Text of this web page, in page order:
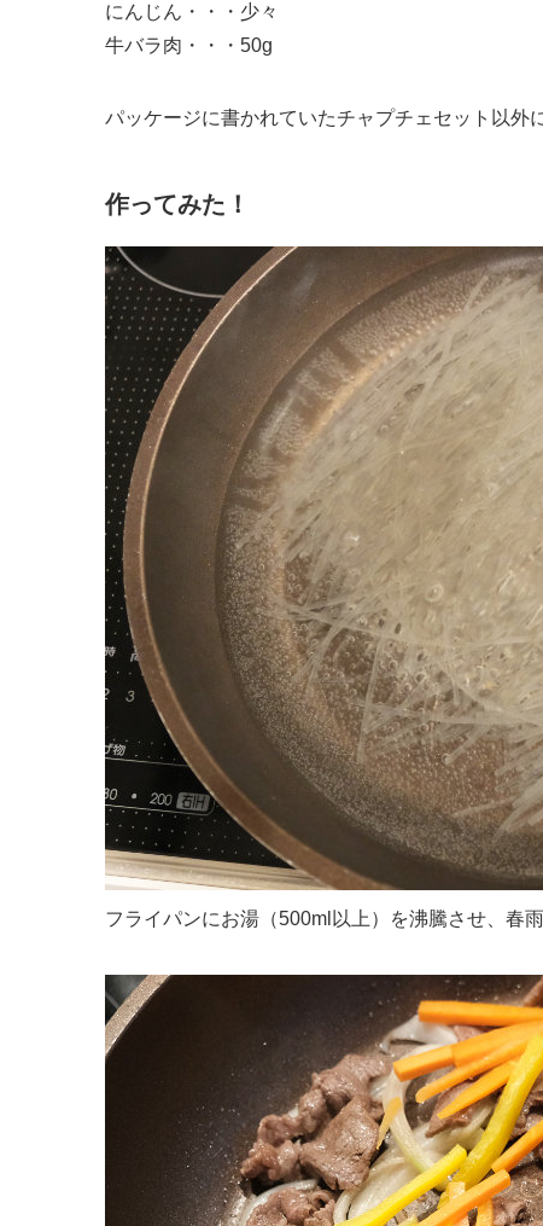
にんじん・・・少々
牛バラ肉・・・50g
パッケージに書かれていたチャプチェセット以外
作ってみた！
フライパンにお湯（500ml以上）を沸騰させ、春